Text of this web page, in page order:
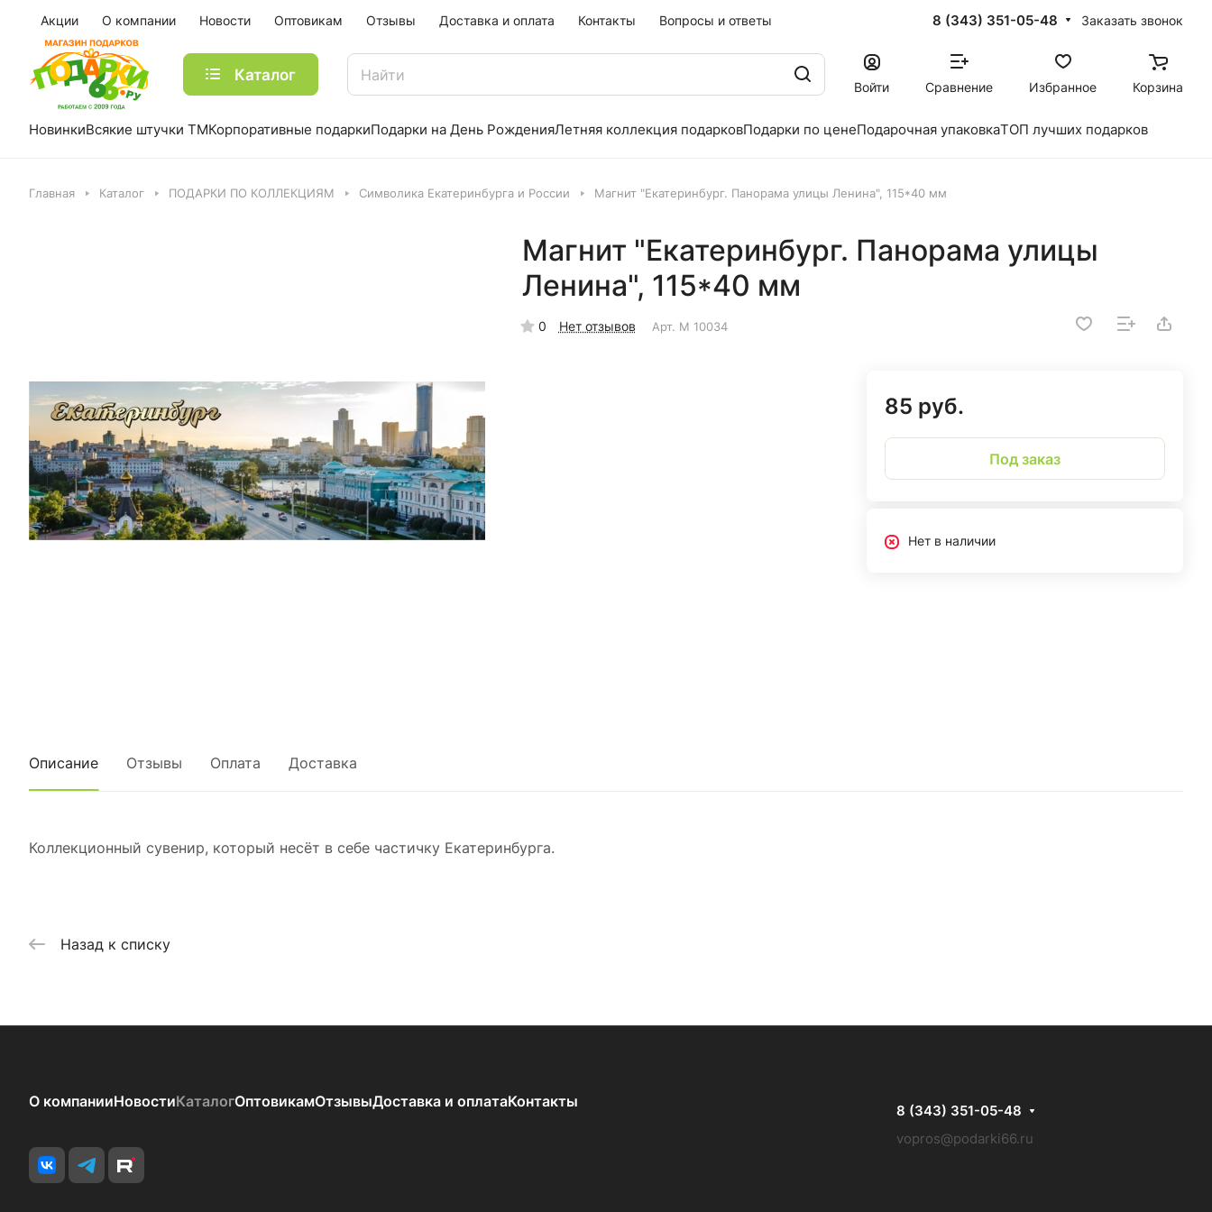
Акции О компании Новости Оптовикам Отзывы Доставка и оплата Контакты Вопросы и ответы 8 (343) 351-05-48 Заказать звонок
Каталог
Войти Сравнение Избранное Корзина
НовинкиВсякие штучки ТМКорпоративные подаркиПодарки на День РожденияЛетняя коллекция подарковПодарки по ценеПодарочная упаковкаТОП лучших подарков
Главная Каталог ПОДАРКИ ПО КОЛЛЕКЦИЯМ Символика Екатеринбурга и России Магнит "Екатеринбург. Панорама улицы Ленина", 115*40 мм
Магнит "Екатеринбург. Панорама улицы
Ленина", 115*40 мм
0 Нет отзывов Арт. М 10034
85 руб.
Под заказ
Нет в наличии
Описание Отзывы Оплата Доставка
Коллекционный сувенир, который несёт в себе частичку Екатеринбурга.
Назад к списку
О компанииНовостиКаталогОптовикамОтзывыДоставка и оплатаКонтакты
8 (343) 351-05-48
vopros@podarki66.ru